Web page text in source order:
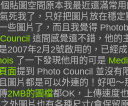
貼圖空間原本我最近還滿常
氣死我了，只好把圖片放在穩
些圖片了，而且我覺得
這間感覺還不錯，他的
2007年2月2號啟用的，已經
了一下發現他用的可是
面提到 Photo Council 並沒有
圖片都是可以外連的！好吧
2MB的圖檔都OK，上傳速度